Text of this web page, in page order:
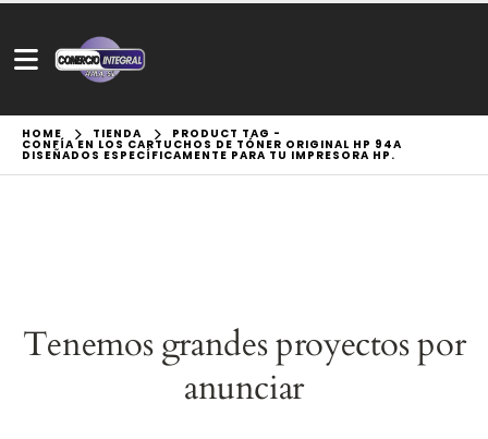
HOME TIENDA PRODUCT TAG -
CONFÍA EN LOS CARTUCHOS DE TÓNER ORIGINAL HP 94A
DISEÑADOS ESPECÍFICAMENTE PARA TU IMPRESORA HP.
Tenemos grandes proyectos por
anunciar